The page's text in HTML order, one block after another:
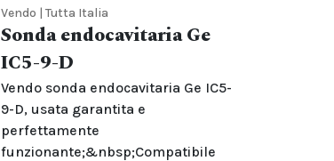
Vendo | Tutta Italia
Sonda endocavitaria Ge
IC5-9-D
Vendo sonda endocavitaria Ge IC5-
9-D, usata garantita e
perfettamente
funzionante;&nbsp;Compatibile